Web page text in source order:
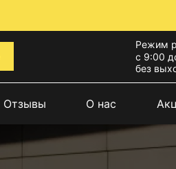
Режим
с 9:00
без
Отзывы О нас